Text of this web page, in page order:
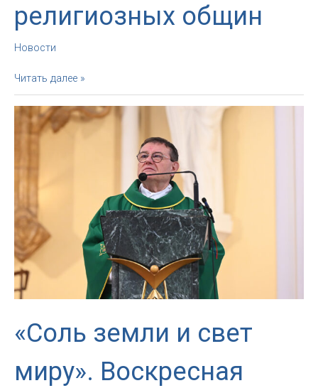
религиозных общин
Новости
Круглый
стол,
посвященный
социальному
служению,
разных
общин
Читать далее »
«Соль земли и свет
миру». Воскресная